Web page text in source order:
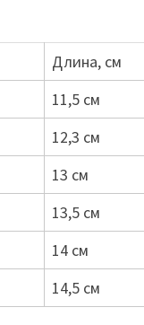
Длина, см
11,5 см
12,3 см
13 см
13,5 см
14 см
14,5 см